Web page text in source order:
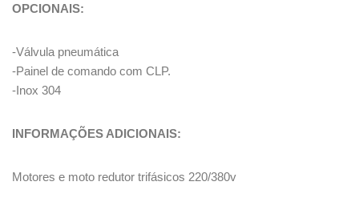
OPCIONAIS:
-Válvula pneumática
-Painel de comando com CLP.
-Inox 304
INFORMAÇÕES ADICIONAIS:
Motores e moto redutor trifásicos 220/380v